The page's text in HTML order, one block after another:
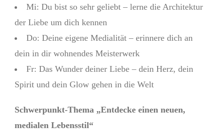
Mi: Du bist so sehr geliebt – lerne die Architektur
der Liebe um dich kennen
Do: Deine eigene Medialität – erinnere dich an
dein in dir wohnendes Meisterwerk
Fr: Das Wunder deiner Liebe – dein Herz, dein
Spirit und dein Glow gehen in die Welt
Schwerpunkt-Thema „Entdecke einen neuen,
medialen Lebensstil“